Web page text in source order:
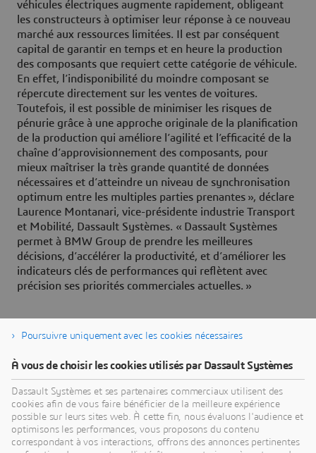
véhicules électriques augmente rapidement, obligeant
les constructeurs à optimiser leur réponse à ce nouveau
marché aux ressources limitées. Il est par conséquent
capital de garantir en temps et en heure la production
des composants que requiert cette catégorie de véhicule.
En effet, l’indisponibilité du moindre composant se
répercute directement sur les ventes de voitures.
Toutefois, il est possible de minimiser les risques de
pénurie grâce à une approche originale de la planification
de la production qui améliore l’agilité et l’efficacité de la
chaîne d’approvisionnement des composants, pour
mieux maîtriser la très grande quantité de données
nécessaires et d’atteindre un niveau de synchronisation
optimum entre les multiples parties prenantes », déclare
Laurence Montanari, vice-présidente industrie Transport
et Mobilité, Dassault Systèmes. « Dassault Systèmes
permet à BMW Group de prendre les meilleures
décisions, d’accélérer la productivité, et d’améliorer les
indicateurs clés de performances qui reflètent avec
précision ses priorités commerciales actuelles. »
À propos de Dassault Systèmes
Dassault Systèmes est un accélérateur de progrès
humain. Depuis 1981, l'entreprise est pionnière
dans la création de mondes virtuels pour améliorer
la vie réelle des consommateurs, des patients et
Poursuivre uniquement avec les cookies nécessaires
À vous de choisir les cookies utilisés par Dassault Systèmes
Dassault Systèmes et ses partenaires commerciaux utilisent des
cookies afin de vous faire bénéficier de la meilleure expérience
possible sur leurs sites web. À cette fin, nous évaluons l'audience et
optimisons les performances, vous proposons du contenu
correspondant à vos interactions, offrons des annonces pertinentes